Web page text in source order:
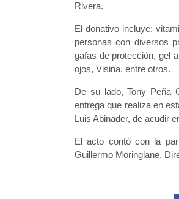
Rivera.
El donativo incluye:
personas con diversos
gafas de protección, gel
ojos, Visina, entre otros.
De su lado, Tony Peña
entrega que realiza en
Luis Abinader, de acudir
El acto contó con la
Guillermo Moringlane,